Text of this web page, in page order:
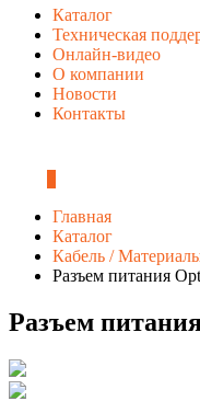
Каталог
Техническая
Онлайн-видео
О компании
Новости
Контакты
Главная
Каталог
Кабель /
Разъем питания
Разъем